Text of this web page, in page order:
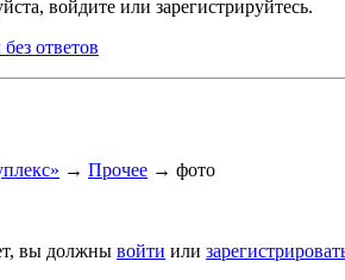
войдите или зарегистрируйтесь.
ответов
→ Прочее → фото
вы должны войти или